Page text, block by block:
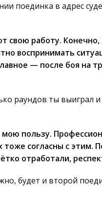
поединка в адрес
свою работу. Конечно,
воспринимать
— после боя на
раундов ты выиграл и
пользу.
согласны с этим.
отработали,
будет и второй